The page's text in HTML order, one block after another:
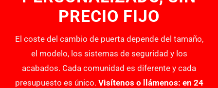
PRECIO FIJO
El coste del cambio de puerta depende del tamaño,
el modelo, los sistemas de seguridad y los
acabados. Cada comunidad es diferente y cada
presupuesto es único. Visítenos o llámenos: en 24